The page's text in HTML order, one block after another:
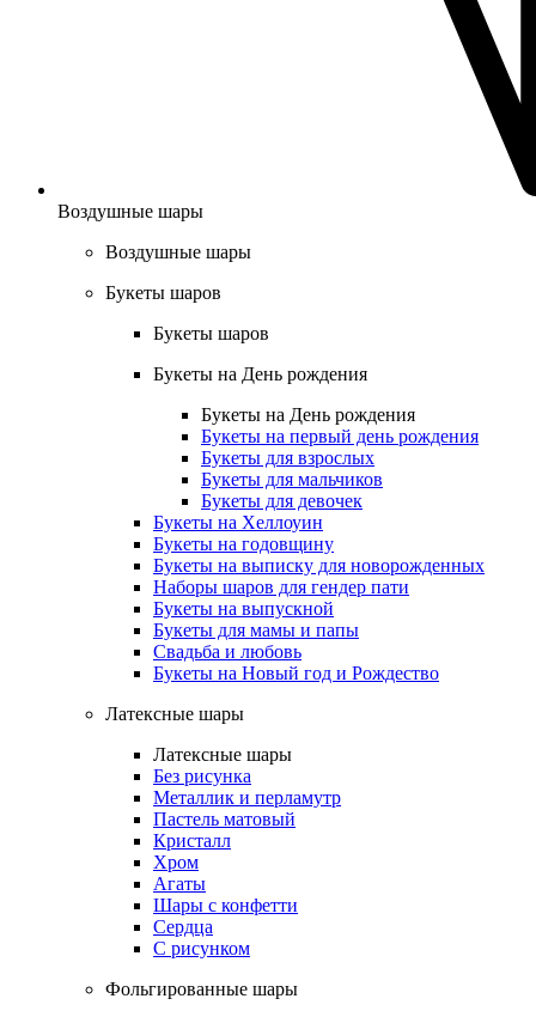
Воздушные шары
Воздушные шары
Букеты шаров
Букеты шаров
Букеты на День рождения
Букеты на День рождения
Букеты на первый день рождения
Букеты для взрослых
Букеты для мальчиков
Букеты для девочек
Букеты на Хеллоуин
Букеты на годовщину
Букеты на выписку для новорожденных
Наборы шаров для гендер пати
Букеты на выпускной
Букеты для мамы и папы
Свадьба и любовь
Букеты на Новый год и Рождество
Латексные шары
Латексные шары
Без рисунка
Металлик и перламутр
Пастель матовый
Кристалл
Хром
Агаты
Шары с конфетти
Сердца
С рисунком
Фольгированные шары